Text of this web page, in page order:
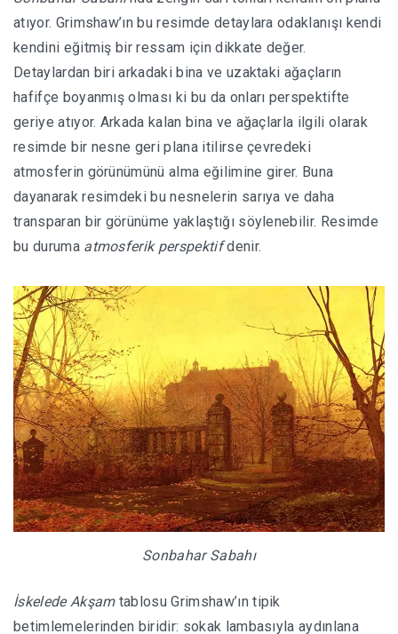
atıyor. Grimshaw’ın bu resimde detaylara odaklanışı kendi
kendini eğitmiş bir ressam için dikkate değer.
Detaylardan biri arkadaki bina ve uzaktaki ağaçların
hafifçe boyanmış olması ki bu da onları perspektifte
geriye atıyor. Arkada kalan bina ve ağaçlarla ilgili olarak
resimde bir nesne geri plana itilirse çevredeki
atmosferin görünümünü alma eğilimine girer. Buna
dayanarak resimdeki bu nesnelerin sarıya ve daha
transparan bir görünüme yaklaştığı söylenebilir. Resimde
bu duruma atmosferik perspektifdenir.
Sonbahar Sabahı
İskelede Akşamtablosu Grimshaw’ın tipik
betimlemelerinden biridir: sokak lambasıyla aydınlana